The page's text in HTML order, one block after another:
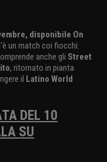
disponibile On
un match coi fiocchi:
anche gli Street
, ritornato in pianta
il Latino World
DEL 10
SU